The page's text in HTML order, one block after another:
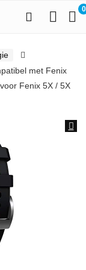
0
met Fenix
Fenix 5X / 5X